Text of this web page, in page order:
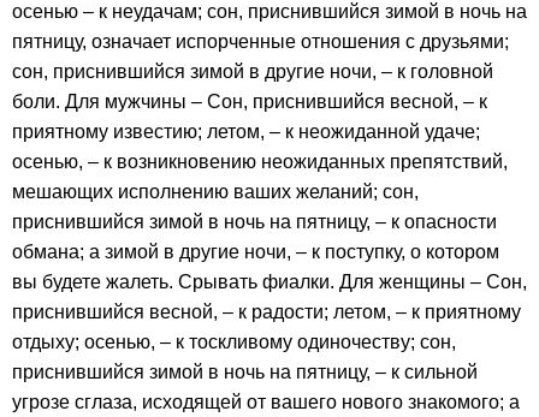
осенью – к неудачам; сон, приснившийся зимой в ночь на
пятницу, означает испорченные отношения с друзьями;
сон, приснившийся зимой в другие ночи, – к головной
боли. Для мужчины – Сон, приснившийся весной, – к
приятному известию; летом, – к неожиданной удаче;
осенью, – к возникновению неожиданных препятствий,
мешающих исполнению ваших желаний; сон,
приснившийся зимой в ночь на пятницу, – к опасности
обмана; а зимой в другие ночи, – к поступку, о котором
вы будете жалеть. Срывать фиалки. Для женщины – Сон,
приснившийся весной, – к радости; летом, – к приятному
отдыху; осенью, – к тоскливому одиночеству; сон,
приснившийся зимой в ночь на пятницу, – к сильной
угрозе сглаза, исходящей от вашего нового знакомого; а